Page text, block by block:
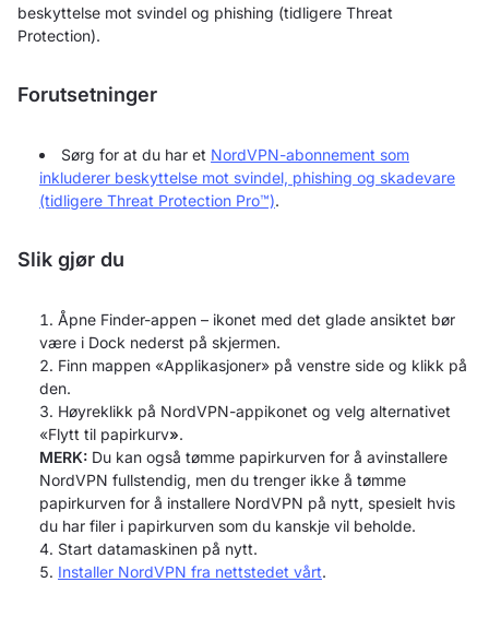
beskyttelse mot svindel og phishing (tidligere Threat
Protection).
Forutsetninger
Sørg for at du har et NordVPN-abonnement som
inkluderer beskyttelse mot svindel, phishing og skadevare
(tidligere Threat Protection Pro™).
Slik gjør du
Åpne Finder-appen – ikonet med det glade ansiktet bør
være i Dock nederst på skjermen.
Finn mappen «Applikasjoner» på venstre side og klikk på
den.
Høyreklikk på NordVPN-appikonet og velg alternativet
«Flytt til papirkurv».
MERK: Du kan også tømme papirkurven for å avinstallere
NordVPN fullstendig, men du trenger ikke å tømme
papirkurven for å installere NordVPN på nytt, spesielt hvis
du har filer i papirkurven som du kanskje vil beholde.
Start datamaskinen på nytt.
Installer NordVPN fra nettstedet vårt.